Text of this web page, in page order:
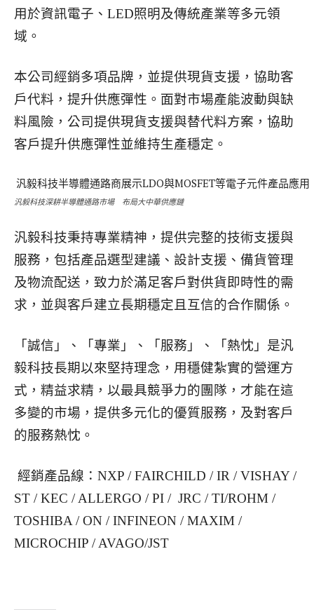
用於資訊電子、LED照明及傳統產業等多元領
域。
本公司經銷多項品牌，並提供現貨支援，協助客
戶代料，提升供應彈性。面對市場產能波動與缺
料風險，公司提供現貨支援與替代料方案，協助
客戶提升供應彈性並維持生產穩定。
汎毅科技深耕半導體通路市場 布局大中華供應鏈
汎毅科技秉持專業精神，提供完整的技術支援與
服務，包括產品選型建議、設計支援、備貨管理
及物流配送，致力於滿足客戶對供貨即時性的需
求，並與客戶建立長期穩定且互信的合作關係。
「誠信」、「專業」、「服務」、「熱忱」是汎
毅科技長期以來堅持理念，用穩健紮實的營運方
式，精益求精，以最具競爭力的團隊，才能在這
多變的市場，提供多元化的優質服務，及對客戶
的服務熱忱。
經銷產品線：NXP / FAIRCHILD / IR / VISHAY /
ST / KEC / ALLERGO / PI / JRC / TI/ROHM /
TOSHIBA / ON / INFINEON / MAXIM /
MICROCHIP / AVAGO/JST